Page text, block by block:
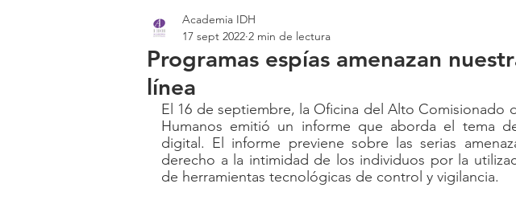
Europa Oceanía
Programas espías amenazan
línea
Academia IDH
17 sept 2022 2 min de lectura
El 16 de septiembre, la Oficina del Alto Comisionado
Humanos emitió un informe que aborda el tema
digital. El informe previene sobre las serias
derecho a la intimidad de los individuos por la
de herramientas tecnológicas de control y vigilancia.